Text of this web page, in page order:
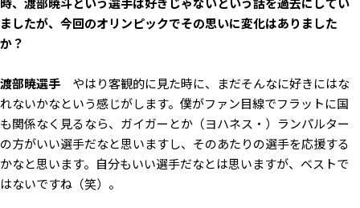
ましたが、今回のオリンピックでその思いに変化はありました
か？
渡部暁選手 やはり客観的に見た時に、まだそんなに好きにはな
れないかなという感じがします。僕がファン目線でフラットに国
も関係なく見るなら、ガイガーとか（ヨハネス・）ランパルター
の方がいい選手だなと思いますし、そのあたりの選手を応援する
かなと思います。自分もいい選手だなとは思いますが、ベストで
はないですね（笑）。